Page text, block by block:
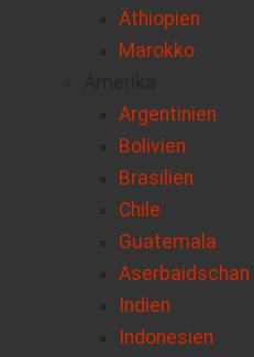
Äthiopien
Marokko
Argentinien
Bolivien
Brasilien
Chile
Guatemala
Aserbaidschan
Indien
Indonesien